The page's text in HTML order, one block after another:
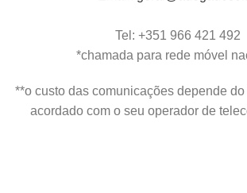
Tel: +351 966 421 492
*chamada para rede móvel
**o custo das comunicações depende
acordado com o seu operador de